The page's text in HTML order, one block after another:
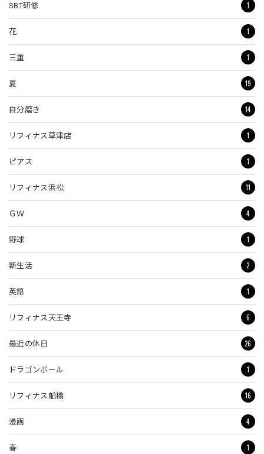
SBT研修 1
花 1
三重 1
夏 19
自分磨き 14
リフィナス草津店 1
ピアス 1
リフィナス浜松 11
ＧＷ 4
野球 1
新生活 2
英語 1
リフィナス天王寺 6
最近の休日 26
ドラゴンボール 1
リフィナス船橋 16
漫画 4
春 1